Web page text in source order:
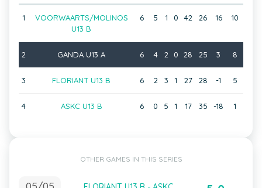
1
VOORWAARTS/MOLINOS
U13 B
6 5 1 0 42 26 16 10
2 GANDA U13 A 6 4 2 0 28 25 3 8
3 FLORIANT U13 B 6 2 3 1 27 28 -1 5
4 ASKC U13 B 6 0 5 1 17 35 -18 1
OTHER GAMES IN THIS SERIES